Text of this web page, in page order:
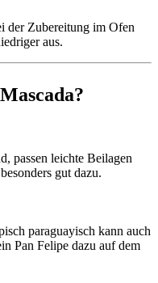
der Zubereitung im Ofen
aus.
passen leichte Beilagen
gut dazu.
paraguayisch kann auch
Pan Felipe dazu auf dem